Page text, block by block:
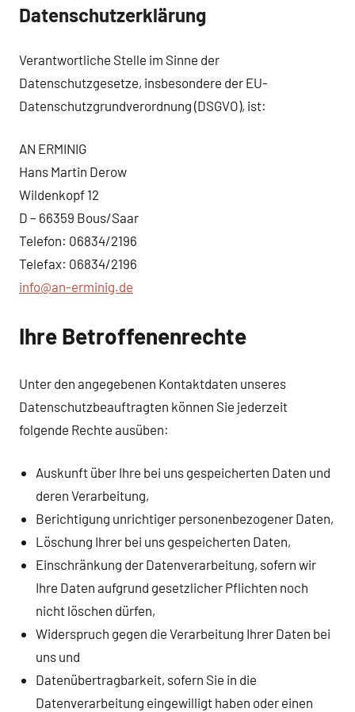
Datenschutzerklärung
Verantwortliche Stelle im Sinne der
Datenschutzgesetze, insbesondere der EU-
Datenschutzgrundverordnung (DSGVO), ist:
AN ERMINIG
Hans Martin Derow
Wildenkopf 12
D – 66359 Bous/Saar
Telefon: 06834/2196
Telefax: 06834/2196
info@an-erminig.de
Ihre Betroffenenrechte
Unter den angegebenen Kontaktdaten unseres
Datenschutzbeauftragten können Sie jederzeit
folgende Rechte ausüben:
Auskunft über Ihre bei uns gespeicherten Daten und
deren Verarbeitung,
Berichtigung unrichtiger personenbezogener Daten,
Löschung Ihrer bei uns gespeicherten Daten,
Einschränkung der Datenverarbeitung, sofern wir
Ihre Daten aufgrund gesetzlicher Pflichten noch
nicht löschen dürfen,
Widerspruch gegen die Verarbeitung Ihrer Daten bei
uns und
Datenübertragbarkeit, sofern Sie in die
Datenverarbeitung eingewilligt haben oder einen